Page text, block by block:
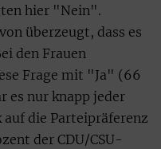
hier "Nein".
überzeugt, dass es
den Frauen
Frage mit "Ja" (66
es nur knapp jeder
die Parteipräferenz
der CDU/CSU-